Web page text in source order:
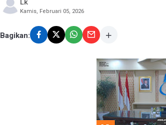
Lk
Kamis, Februari 05, 2026
Bagikan: